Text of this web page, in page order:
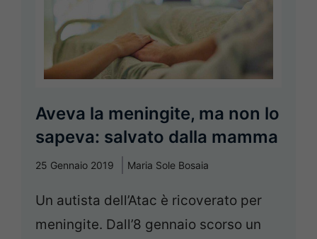
Aveva la meningite, ma non lo
sapeva: salvato dalla mamma
25 Gennaio 2019 Maria Sole Bosaia
Un autista dell’Atac è ricoverato per
meningite. Dall’8 gennaio scorso un